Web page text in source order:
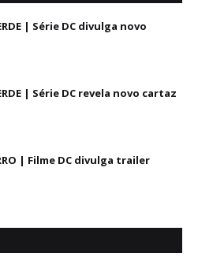
| Série DC divulga novo
| Série DC revela novo cartaz
| Filme DC divulga trailer